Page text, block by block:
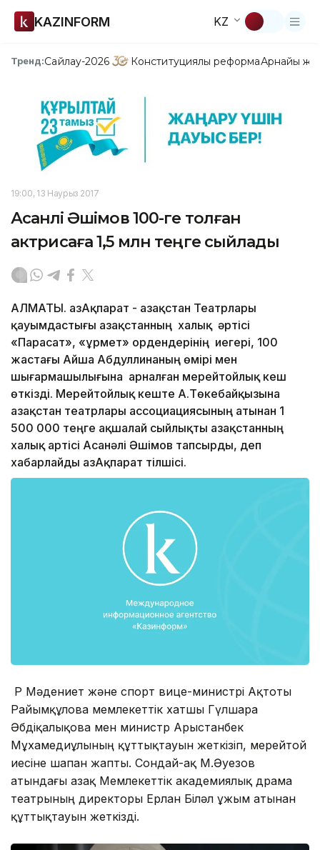
KAZINFORM KZ
Тренд:Сайлау-2026 Конституциялық реформаАрнайы
19:00, 13 Наурыз 2017
Асанәлі Әшімов 100-ге толған
актрисаға 1,5 млн теңге сыйлады
АЛМАТЫ. ҚазАқпарат - Қазақстан Театрлары
қауымдастығы Қазақстанның халық әртісі
«Парасат», «Құрмет» ордендерінің иегері, 100
жастағы Айша Абдуллинаның өмірі мен
шығармашылығына арналған мерейтойлық кеш
өткізді. Мерейтойлық кеште А.Төкебайқызына
Қазақстан театрлары ассоциациясының атынан 1
500 000 теңге ақшалай сыйлықты Қазақстанның
халық артісі Асанәлі Әшімов тапсырды, деп
хабарлайды ҚазАқпарат тілшісі.
ҚР Мәдениет және спорт вице-министрі Ақтоты
Райымқұлова мемлекеттік хатшы Гүлшара
Әбдіқалықова мен министр Арыстанбек
Мұхамедиұлының құттықтауын жеткізіп, мерейтой
иесіне шапан жапты. Сондай-ақ М.Әуезов
атындағы Қазақ Мемлекеттік академиялық драма
театрының директоры Ерлан Біләл ұжым атынан
құттықтауын жеткізді.